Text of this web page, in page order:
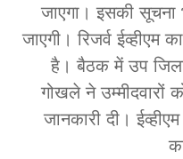
जाएगा। इसकी सूचना
जाएगी। रिजर्व ईव्हीएम
है। बैठक में उप जिला
गोखले ने उम्मीदवारों
जानकारी दी।